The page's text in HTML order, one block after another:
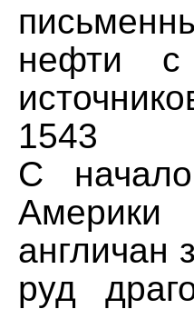
нефти с
1543
С
Америки
англичан
руд